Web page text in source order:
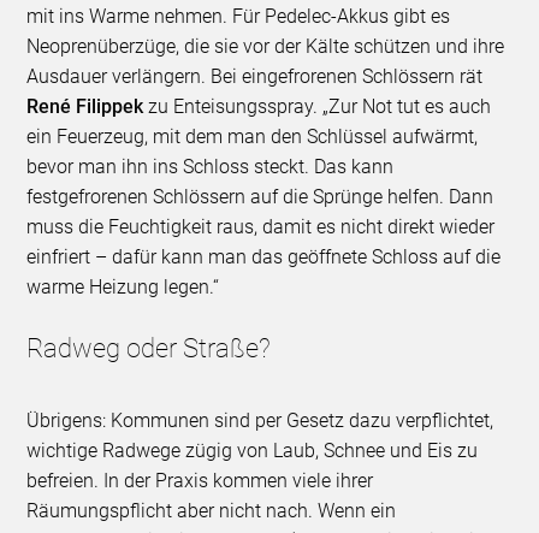
mit ins Warme nehmen. Für Pedelec-Akkus gibt es
Neoprenüberzüge, die sie vor der Kälte schützen und ihre
Ausdauer verlängern. Bei eingefrorenen Schlössern rät
René Filippekzu Enteisungsspray. „Zur Not tut es auch
ein Feuerzeug, mit dem man den Schlüssel aufwärmt,
bevor man ihn ins Schloss steckt. Das kann
festgefrorenen Schlössern auf die Sprünge helfen. Dann
muss die Feuchtigkeit raus, damit es nicht direkt wieder
einfriert – dafür kann man das geöffnete Schloss auf die
warme Heizung legen.“
Radweg oder Straße?
Übrigens: Kommunen sind per Gesetz dazu verpflichtet,
wichtige Radwege zügig von Laub, Schnee und Eis zu
befreien. In der Praxis kommen viele ihrer
Räumungspflicht aber nicht nach. Wenn ein